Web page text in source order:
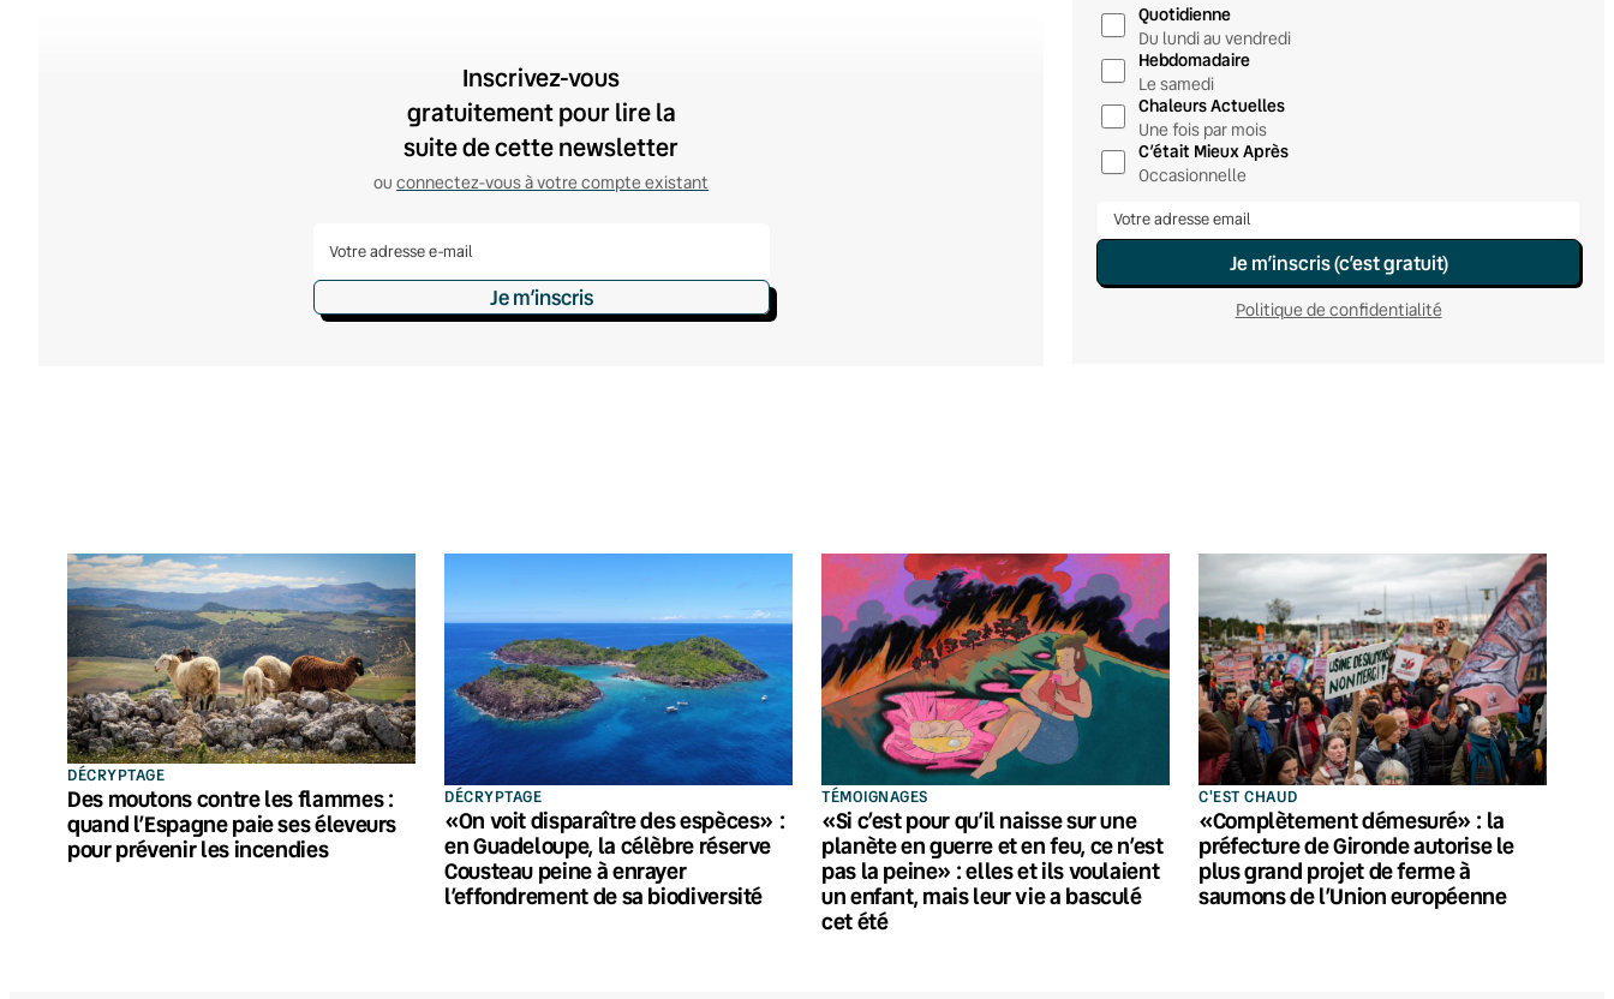
Inscrivez-vous
gratuitement pour lire la
suite de cette newsletter
ouconnectez-vous à votre compte existant
Je m’inscris
Quotidienne
Du lundi au vendredi
Hebdomadaire
Le samedi
Chaleurs Actuelles
Une fois par mois
C’était Mieux Après
Occasionnelle
Je m’inscris (c’est gratuit)
Politique de confidentialité
DÉCRYPTAGE
Des moutons contre les flammes :
quand l’Espagne paie ses éleveurs
pour prévenir les incendies
DÉCRYPTAGE
«On voit disparaître des espèces» :
en Guadeloupe, la célèbre réserve
Cousteau peine à enrayer
l’effondrement de sa biodiversité
TÉMOIGNAGES
«Si c’est pour qu’il naisse sur une
planète en guerre et en feu, ce n’est
pas la peine» : elles et ils voulaient
un enfant, mais leur vie a basculé
cet été
C'EST CHAUD
«Complètement démesuré» : la
préfecture de Gironde autorise le
plus grand projet de ferme à
saumons de l’Union européenne